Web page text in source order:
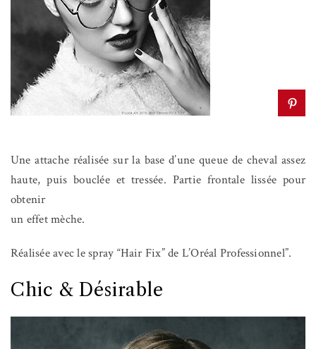
Une attache réalisée sur la base d’une queue de cheval assez
haute, puis bouclée et tressée. Partie frontale lissée pour
obtenir
un effet mèche.
Réalisée avec le spray “Hair Fix” de L’Oréal Professionnel”.
Chic & Désirable